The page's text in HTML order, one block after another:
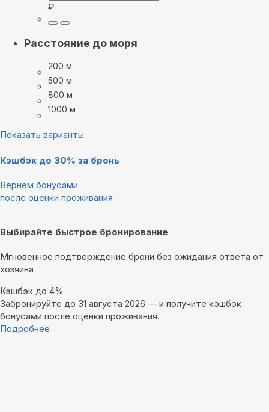
₽
Расстояние до моря
200 м
500 м
800 м
1000 м
Показать варианты
Кэшбэк до 30% за бронь
Вернём бонусами
после оценки проживания
Выбирайте быстрое бронирование
Мгновенное подтверждение брони без ожидания ответа от
хозяина
Кэшбэк до 4%
Забронируйте до 31 августа 2026 — и получите кэшбэк
бонусами после оценки проживания.
Подробнее